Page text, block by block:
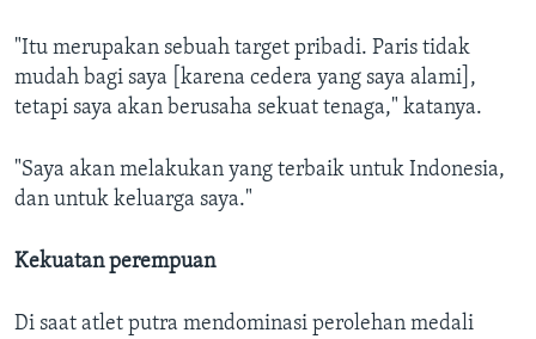
"Itu merupakan sebuah target pribadi. Paris tidak
mudah bagi saya [karena cedera yang saya alami],
tetapi saya akan berusaha sekuat tenaga," katanya.
"Saya akan melakukan yang terbaik untuk Indonesia,
dan untuk keluarga saya."
Kekuatan perempuan
Di saat atlet putra mendominasi perolehan medali